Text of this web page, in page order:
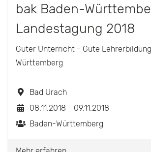
bak Baden-
Landestagung 2018
Guter Unterricht - Gute
Württemberg
Bad Urach
08.11.2018 - 09.11.2018
Baden-Württemberg